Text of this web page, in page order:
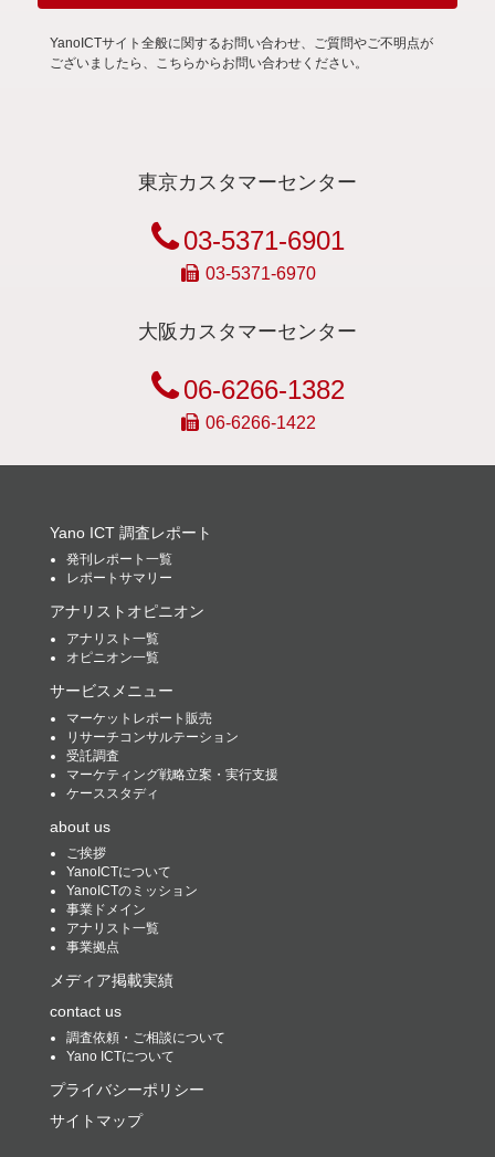
YanoICTサイト全般に関するお問い合わせ、ご質問やご不明点が
ございましたら、こちらからお問い合わせください。
東京カスタマーセンター
03-5371-6901
03-5371-6970
大阪カスタマーセンター
06-6266-1382
06-6266-1422
Yano ICT 調査レポート
発刊レポート一覧
レポートサマリー
アナリストオピニオン
アナリスト一覧
オピニオン一覧
サービスメニュー
マーケットレポート販売
リサーチコンサルテーション
受託調査
マーケティング戦略立案・実行支援
ケーススタディ
about us
ご挨拶
YanoICTについて
YanoICTのミッション
事業ドメイン
アナリスト一覧
事業拠点
メディア掲載実績
contact us
調査依頼・ご相談について
Yano ICTについて
プライバシーポリシー
サイトマップ